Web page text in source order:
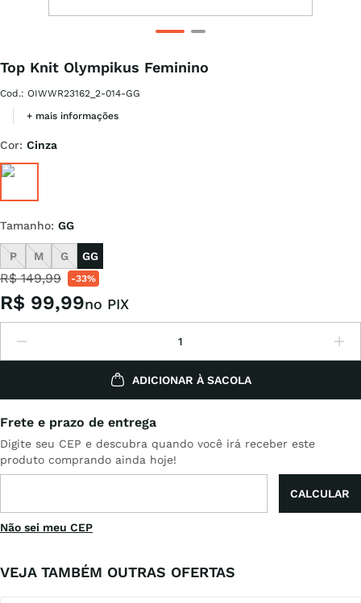
Top Knit Olympikus Feminino
Cod.: OIWWR23162_2-014-GG
+ mais informações
Cor: Cinza
Tamanho: GG
P M G GG
R$ 149,99 -33%
R$ 99,99no PIX
ADICIONAR À SACOLA
Não sei meu CEP
VEJA TAMBÉM OUTRAS OFERTAS